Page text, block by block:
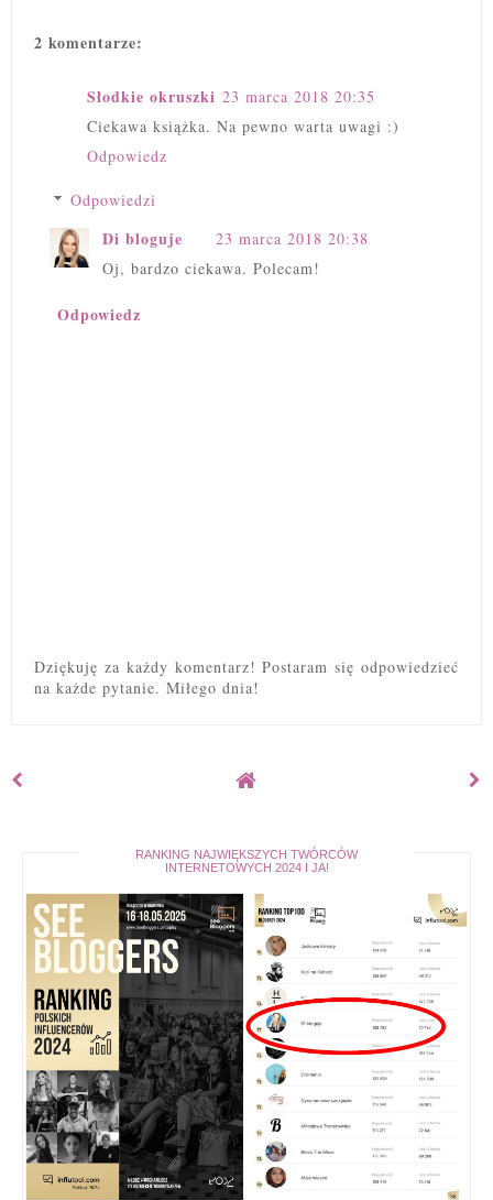
2 komentarze:
Słodkie okruszki 23 marca 2018 20:35
Ciekawa książka. Na pewno warta uwagi :)
Odpowiedz
Odpowiedzi
Di bloguje
23 marca 2018 20:38
Oj, bardzo ciekawa. Polecam!
Odpowiedz
Dziękuję za każdy komentarz! Postaram się odpowiedzieć
na każde pytanie. Miłego dnia!
RANKING NAJWIĘKSZYCH TWÓRCÓW
INTERNETOWYCH 2024 I JA!